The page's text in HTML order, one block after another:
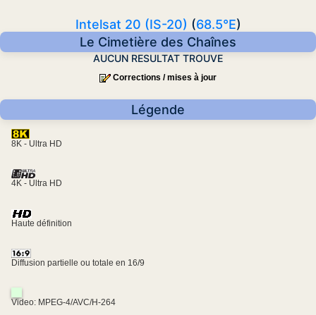
Intelsat 20 (IS-20) (68.5°E)
Le Cimetière des Chaînes
AUCUN RESULTAT TROUVE
Corrections / mises à jour
Légende
8K - Ultra HD
4K - Ultra HD
Haute définition
Diffusion partielle ou totale en 16/9
Video: MPEG-4/AVC/H-264